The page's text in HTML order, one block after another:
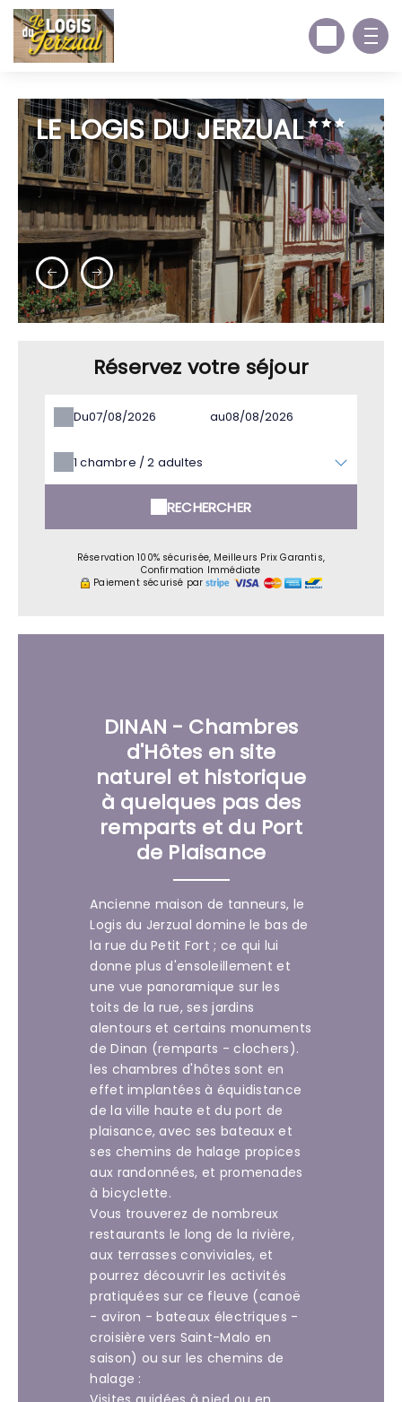
LE LOGIS DU JERZUAL
Réservez votre séjour
Du au
1chambre /2 adultes
RECHERCHER
Réservation 100% sécurisée, Meilleurs Prix Garantis,
Confirmation Immédiate
Paiement sécurisé par
DINAN - Chambres
d'Hôtes en site
naturel et historique
à quelques pas des
remparts et du Port
de Plaisance
Ancienne maison de tanneurs, le
Logis du Jerzual domine le bas de
la rue du Petit Fort ; ce qui lui
donne plus d'ensoleillement et
une vue panoramique sur les
toits de la rue, ses jardins
alentours et certains monuments
de Dinan (remparts - clochers).
les chambres d'hôtes sont en
effet implantées à équidistance
de la ville haute et du port de
plaisance, avec ses bateaux et
ses chemins de halage propices
aux randonnées, et promenades
à bicyclette.
Vous trouverez de nombreux
restaurants le long de la rivière,
aux terrasses conviviales, et
pourrez découvrir les activités
pratiquées sur ce fleuve (canoë
- aviron - bateaux électriques -
croisière vers Saint-Malo en
saison) ou sur les chemins de
halage :